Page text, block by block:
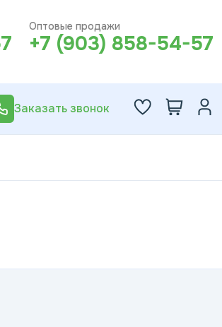
Оптовые продажи
+7 (903) 858-54-57
Заказать звонок